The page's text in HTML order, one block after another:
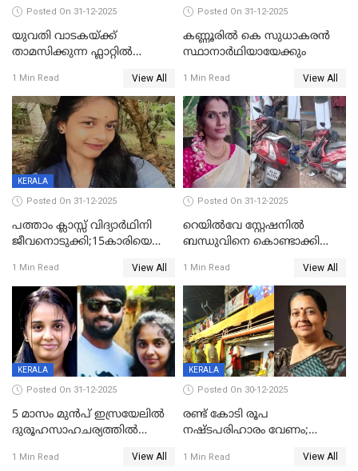
Posted On 31-12-2025
യുവതി വാടകയ്ക്ക്
താമസിക്കുന്ന ഫ്ലാറ്റില്‍
സംഭവം കൈതപ്പൊയിലില്‍
1 Min Read View All
Posted On 31-12-2025
കണ്ണൂരിൽ കെ സുധാകരൻ
സ്ഥാനാർഥിയായേക്കും
1 Min Read View All
KERALA
Posted On 31-12-2025
പത്താം ക്ലാസ്സ് വിദ്യാര്‍ഥിനി
ജീവനൊടുക്കി;15കാരിയെ
കിടപ്പുമുറിയില്‍ തൂങ്ങി മരിച്ച
നിലയിൽ
1 Min Read View All
Posted On 31-12-2025
റെയിൽവേ സ്റ്റേഷനിൽ
ബന്ധുവിനെ കൊണ്ടാക്കി
ലോറി സ്കൂട്ടറിൽ ഇടിച്ചു :
യുവതിക്ക് ദാരുണാന്ത്യം
1 Min Read View All
KERALA
Posted On 31-12-2025
5 മാസം മുൻപ് ഇസ്രയേലിൽ
ദുരൂഹസാഹചര്യത്തിൽ
മലയാളി യുവാവിന്റെ ഭാര്യയും
1 Min Read View All
KERALA
Posted On 30-12-2025
രണ്ട് കോടി രൂപ
നഷ്ടപരിഹാരം വേണം;
നോട്ടീസയച്ച് ഉമാ തോമസ്
1 Min Read View All